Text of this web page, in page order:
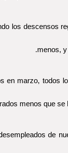
los descensos
menos,
en marzo, todos
menos que se
de